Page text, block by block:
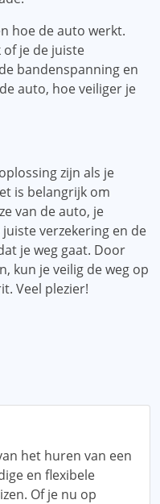
hoe de auto werkt.
je de juiste
bandenspanning en
auto, hoe veiliger je
zijn als je
is belangrijk om
van de auto, je
verzekering en de
je weg gaat. Door
kun je veilig de weg op
Veel plezier!
het huren van een
en flexibele
Of je nu op